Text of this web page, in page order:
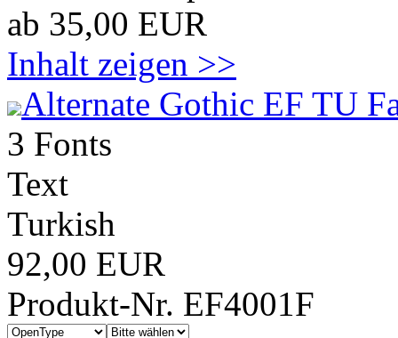
ab 35,00 EUR
Inhalt zeigen >>
Alternate Gothic EF TU
3 Fonts
Text
Turkish
92,00 EUR
Produkt-Nr. EF4001F